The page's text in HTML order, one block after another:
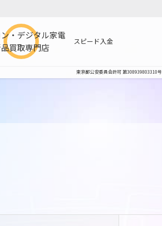
・デジタル家電
買取専門店
スピード入金
東京都公安委員会許可 第308939803310号